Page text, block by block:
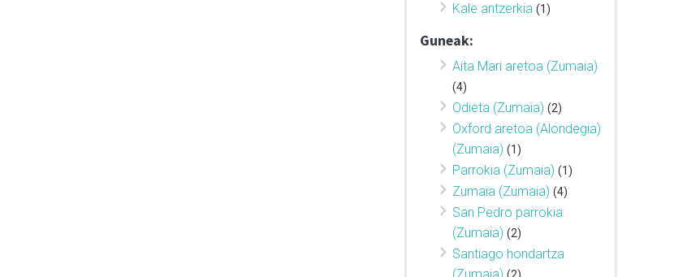
Kale antzerkia (1)
Guneak:
Aita Mari aretoa (Zumaia)
(4)
Odieta (Zumaia) (2)
Oxford aretoa (Alondegia)
(Zumaia) (1)
Parrokia (Zumaia) (1)
Zumaia (Zumaia) (4)
San Pedro parrokia
(Zumaia) (2)
Santiago hondartza